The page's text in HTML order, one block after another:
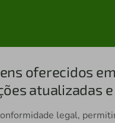
oferecidos
atualizadas
legal,